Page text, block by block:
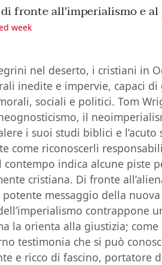
fronte all'imperialismo e
week
nel deserto, i cristiani in
inedite e impervie, capaci
sociali e politici. Tom
il
i suoi studi biblici e
come riconoscerli
contempo indica alcune piste
cristiana. Di fronte
messaggio della
contrappone
la orienta alla giustizia;
testimonia che si può
e ricco di fascino, portatore